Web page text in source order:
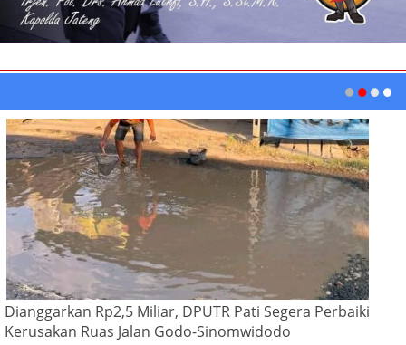
Dianggarkan Rp2,5 Miliar, DPUTR Pati Segera Perbaiki
Kerusakan Ruas Jalan Godo-Sinomwidodo